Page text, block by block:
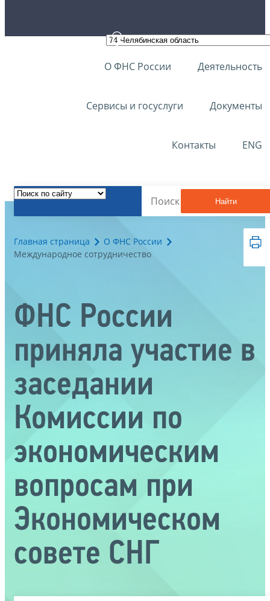
О ФНС России Деятельность
Сервисы и госуслуги Документы
Контакты ENG
Найти
Главная страница
О ФНС России
Международное сотрудничество
ФНС России
приняла участие в
заседании
Комиссии по
экономическим
вопросам при
Экономическом
совете СНГ